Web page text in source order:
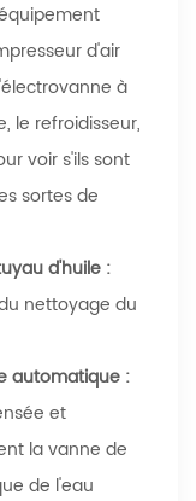
d'air
à
le refroidisseur,
voir s'ils sont
sortes de
d'huile :
nettoyage du
automatique :
et
la vanne de
de l'eau